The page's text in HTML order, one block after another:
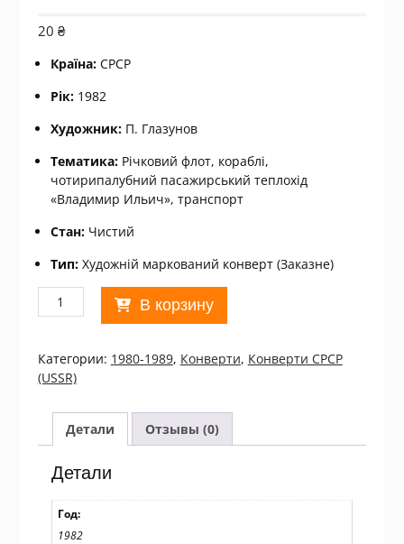
20 ₴
Країна:СРСР
Рік:1982
Художник:П. Глазунов
Тематика:Річковий флот, кораблі,
чотирипалубний пасажирський теплохід
«Владимир Ильич», транспорт
Стан:Чистий
Тип:Художній маркований конверт (Заказне)
Количество
товара
СРСР
1982.
Пассажирский
теплоход
«Владимир
Ильич»
/k212
В корзину
Категории: 1980-1989, Конверти, Конверти СРСР
(USSR)
Детали Отзывы (0)
Детали
Год:
1982